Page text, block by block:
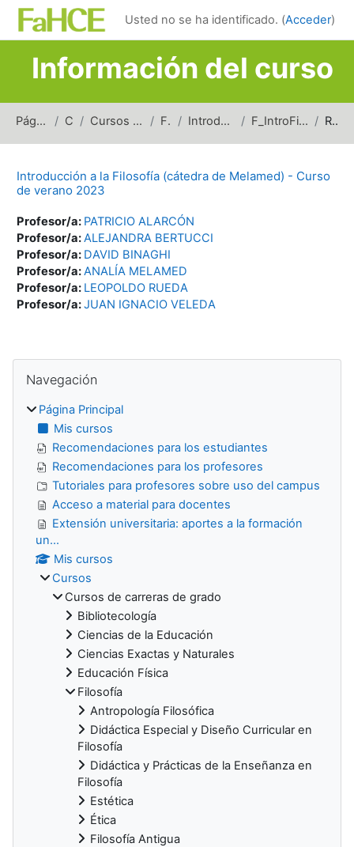
Salta al contenido principal
Usted no se ha identificado. (Acceder)
Información del curso
Página Principal Cursos Cursos de carreras de grado Filosofía Introducción a la Filosofía F_IntroFil_(Melamed)_cv_2023 Resumen
Introducción a la Filosofía (cátedra de Melamed) - Curso
de verano 2023
Profesor/a: PATRICIO ALARCÓN
Profesor/a:ALEJANDRA BERTUCCI
Profesor/a: DAVID BINAGHI
Profesor/a:ANALÍA MELAMED
Profesor/a: LEOPOLDO RUEDA
Profesor/a:JUAN IGNACIO VELEDA
Bloques
Navegación
Página Principal
Mis cursos
Recomendaciones para los estudiantes
Recomendaciones para los profesores
Tutoriales para profesores sobre uso del campus
Acceso a material para docentes
Extensión universitaria: aportes a la formación
un...
Mis cursos
Cursos
Cursos de carreras de grado
Bibliotecología
Ciencias de la Educación
Ciencias Exactas y Naturales
Educación Física
Filosofía
Antropología Filosófica
Didáctica Especial y Diseño Curricular en
Filosofía
Didáctica y Prácticas de la Enseñanza en
Filosofía
Estética
Ética
Filosofía Antigua